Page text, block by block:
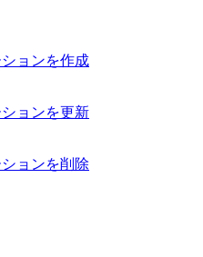
ョンを作成
ョンを更新
ョンを削除